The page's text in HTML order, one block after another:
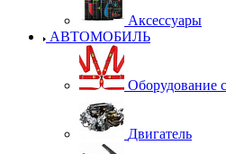
Аксессуары
АВТОМОБИЛЬ
Оборудование
Двигатель